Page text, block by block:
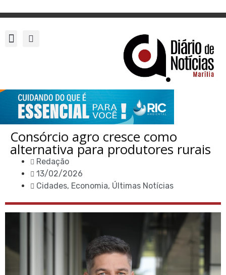
Consórcio agro cresce como
alternativa para produtores rurais
Redação
13/02/2026
Cidades, Economia, Últimas Notícias